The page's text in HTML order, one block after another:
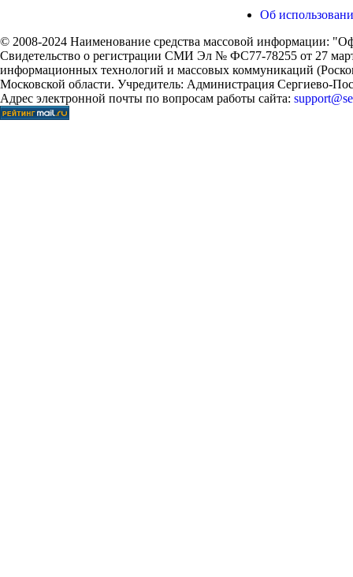
Об
© 2008-2024 Наименование средства массовой информации:
Свидетельство о регистрации СМИ Эл № ФС77-78255 от 27
информационных технологий и массовых коммуникаций
Московской области. Учредитель: Администрация Сергиево-
Адрес электронной почты по вопросам работы сайта: